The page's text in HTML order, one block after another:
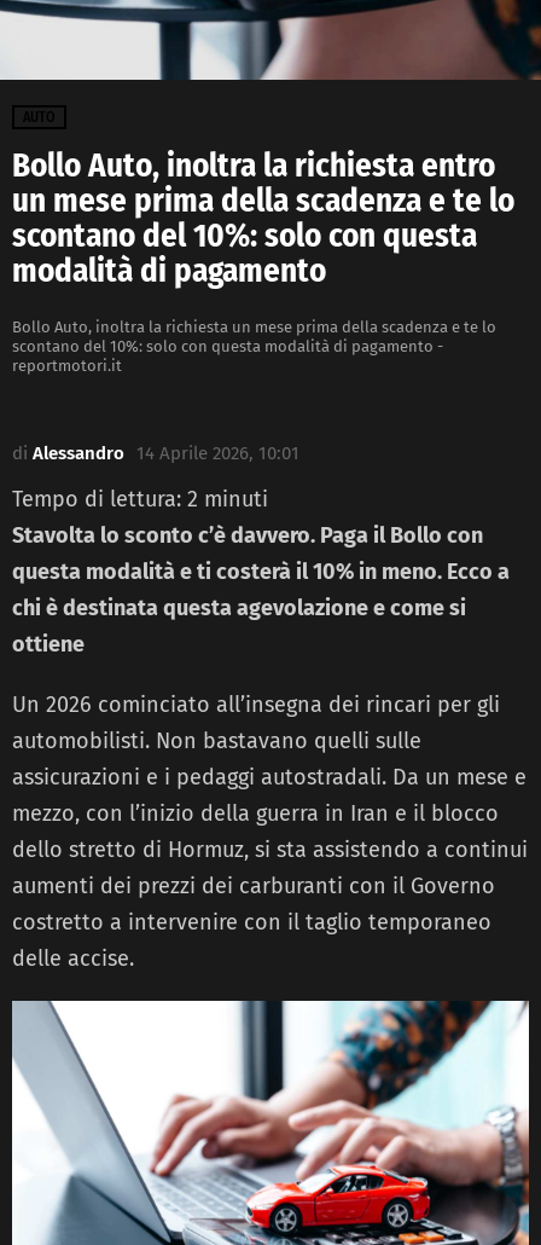
AUTO
Bollo Auto, inoltra la richiesta entro
un mese prima della scadenza e te lo
scontano del 10%: solo con questa
modalità di pagamento
Bollo Auto, inoltra la richiesta un mese prima della scadenza e te lo
scontano del 10%: solo con questa modalità di pagamento -
reportmotori.it
di Alessandro 14 Aprile 2026, 10:01
Tempo di lettura: 2 minuti
Stavolta lo sconto c’è davvero. Paga il Bollo con
questa modalità e ti costerà il 10% in meno. Ecco a
chi è destinata questa agevolazione e come si
ottiene
Un 2026 cominciato all’insegna dei rincari per gli
automobilisti. Non bastavano quelli sulle
assicurazioni e i pedaggi autostradali. Da un mese e
mezzo, con l’inizio della guerra in Iran e il blocco
dello stretto di Hormuz, si sta assistendo a continui
aumenti dei prezzi dei carburanti con il Governo
costretto a intervenire con il taglio temporaneo
delle accise.